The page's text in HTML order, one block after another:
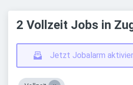
2 Vollzeit Jobs in
Jetzt Jobalarm